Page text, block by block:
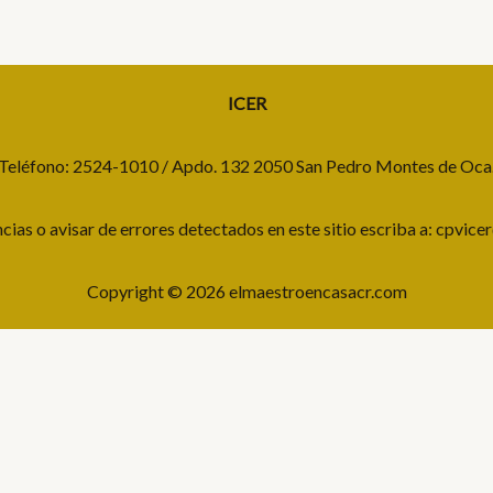
ICER
Teléfono: 2524-1010 / Apdo. 132 2050 San Pedro Montes de
o avisar de errores detectados en este sitio escriba a:
Copyright © 2026 elmaestroencasacr.com